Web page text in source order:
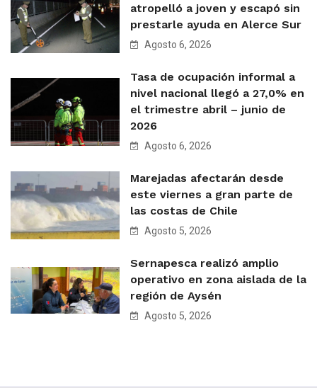
atropelló a joven y escapó sin
prestarle ayuda en Alerce Sur
Agosto 6, 2026
Tasa de ocupación informal a
nivel nacional llegó a 27,0% en
el trimestre abril – junio de
2026
Agosto 6, 2026
Marejadas afectarán desde
este viernes a gran parte de
las costas de Chile
Agosto 5, 2026
Sernapesca realizó amplio
operativo en zona aislada de la
región de Aysén
Agosto 5, 2026